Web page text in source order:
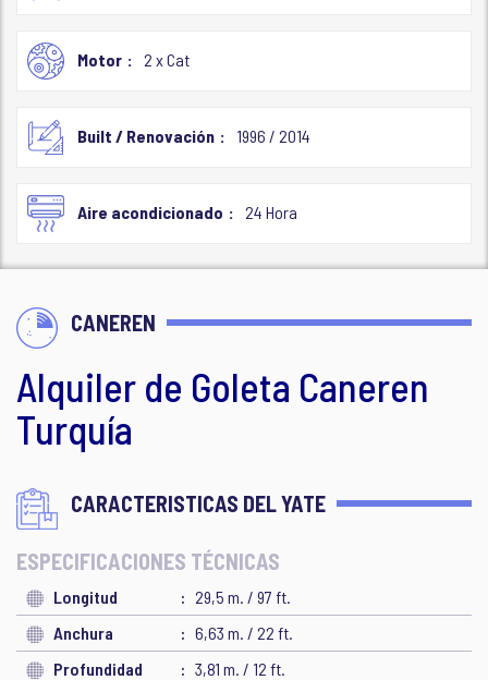
Motor 2 x Cat
Built / Renovación 1996 / 2014
Aire acondicionado 24 Hora
CANEREN
Alquiler de Goleta Caneren
Turquía
CARACTERISTICAS DEL YATE
ESPECIFICACIONES TÉCNICAS
Longitud
29,5 m. / 97 ft.
Anchura
6,63 m. / 22 ft.
Profundidad
3,81 m. / 12 ft.